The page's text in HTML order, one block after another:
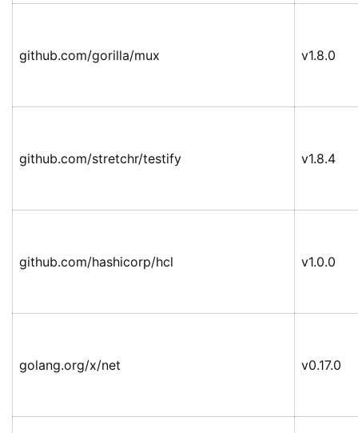
github.com/gorilla/mux v1.8.0
github.com/stretchr/testify v1.8.4
github.com/hashicorp/hcl v1.0.0
golang.org/x/net v0.17.0